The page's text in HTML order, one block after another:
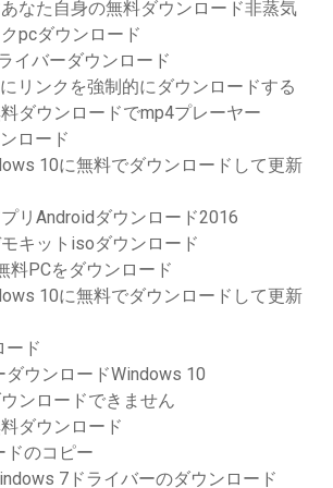
なた自身の無料ダウンロード非蒸気
pcダウンロード
イバーダウンロード
リンクを強制的にダウンロードする
ダウンロードでmp4プレーヤー
ロード
10に無料でダウンロードして更新
リAndroidダウンロード2016
キットisoダウンロード
料PCをダウンロード
10に無料でダウンロードして更新
ード
ダウンロードWindows 10
ンロードできません
ダウンロード
ドのコピー
7ドライバーのダウンロード